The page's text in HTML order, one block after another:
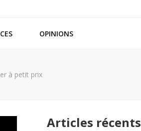
OPINIONS
à petit prix
Articles récents